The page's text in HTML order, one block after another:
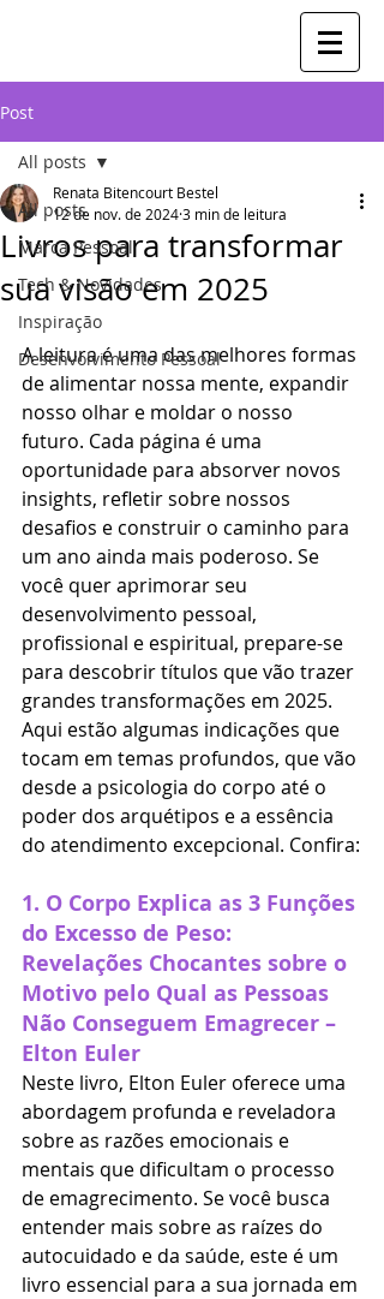
Post
All posts
Marca Pessoal
Tech & Novidades
Inspiração
Desenvolvimento Pessoal
All posts
Livros para transformar
sua visão em 2025
Renata Bitencourt Bestel
12 de nov. de 20243 min de leitura
A leitura é uma das melhores formas
de alimentar nossa mente, expandir
nosso olhar e moldar o nosso
futuro. Cada página é uma
oportunidade para absorver novos
insights, refletir sobre nossos
desafios e construir o caminho para
um ano ainda mais poderoso. Se
você quer aprimorar seu
desenvolvimento pessoal,
profissional e espiritual, prepare-se
para descobrir títulos que vão trazer
grandes transformações em 2025.
Aqui estão algumas indicações que
tocam em temas profundos, que vão
desde a psicologia do corpo até o
poder dos arquétipos e a essência
do atendimento excepcional. Confira:
1. O Corpo Explica as 3 Funções
do Excesso de Peso:
Revelações Chocantes sobre o
Motivo pelo Qual as Pessoas
Não Conseguem Emagrecer –
Elton Euler
Neste livro, Elton Euler oferece uma
abordagem profunda e reveladora
sobre as razões emocionais e
mentais que dificultam o processo
de emagrecimento. Se você busca
entender mais sobre as raízes do
autocuidado e da saúde, este é um
livro essencial para a sua jornada em